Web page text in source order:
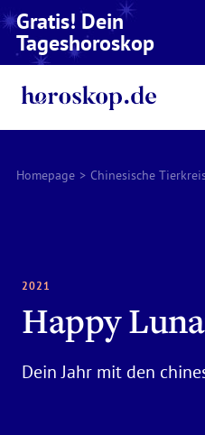
Gratis! Dein
Tageshoroskop
Homepage > Chinesische
2021
Happy
Dein Jahr mit den